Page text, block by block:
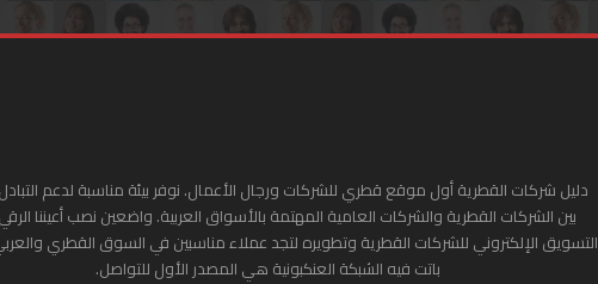
دليل شركات القطرية أول موقع قطري للشركات ورجال الأعمال. نوفر بيئة مناسبة لدعم
بين الشركات القطرية والشركات العامية المهتمة بالأسواق العربية. واضعين نصب أعيننا
التسويق الإلكتروني للشركات القطرية وتطويره لتجد عملاء مناسبين في السوق القطري
باتت فيه الشبكة العنكبونية هي المصدر الأول للتواصل.